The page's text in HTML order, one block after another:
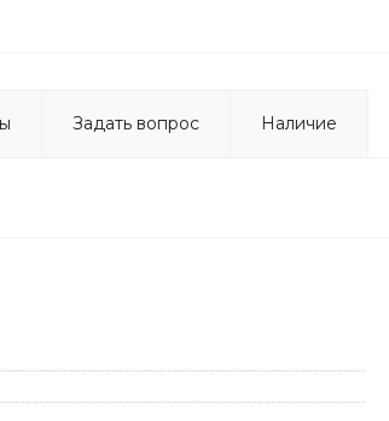
Задать вопрос Наличие